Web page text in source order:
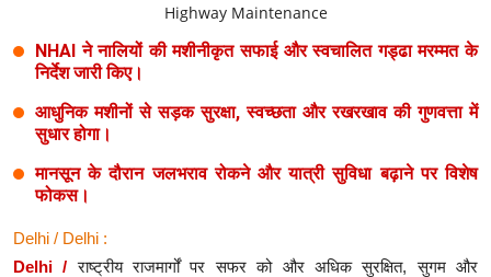
Highway Maintenance
NHAI ने नालियों की मशीनीकृत सफाई और स्वचालित गड्ढा मरम्मत के
निर्देश जारी किए।
आधुनिक मशीनों से सड़क सुरक्षा, स्वच्छता और रखरखाव की गुणवत्ता में
सुधार होगा।
मानसून के दौरान जलभराव रोकने और यात्री सुविधा बढ़ाने पर विशेष
फोकस।
Delhi / Delhi :
Delhi /राष्ट्रीय राजमार्गों पर सफर को और अधिक सुरक्षित, सुगम और